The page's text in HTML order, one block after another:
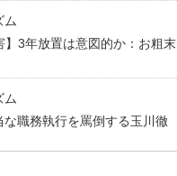
ム
】3年放置は意図的か：お粗末
ム
な職務執行を罵倒する玉川徹